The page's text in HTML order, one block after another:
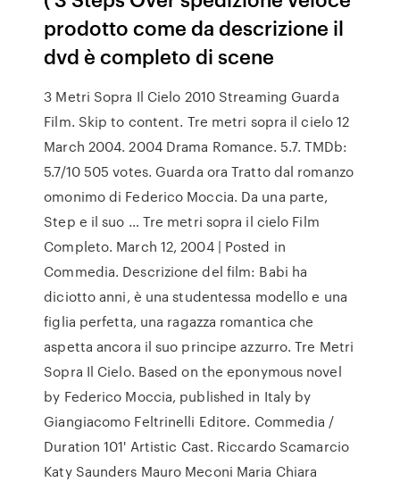
prodotto come da descrizione il
dvd è completo di scene
3 Metri Sopra Il Cielo 2010 Streaming Guarda
Film. Skip to content. Tre metri sopra il cielo 12
March 2004. 2004 Drama Romance. 5.7. TMDb:
5.7/10 505 votes. Guarda ora Tratto dal romanzo
omonimo di Federico Moccia. Da una parte,
Step e il suo … Tre metri sopra il cielo Film
Completo. March 12, 2004 | Posted in
Commedia. Descrizione del film: Babi ha
diciotto anni, è una studentessa modello e una
figlia perfetta, una ragazza romantica che
aspetta ancora il suo principe azzurro. Tre Metri
Sopra Il Cielo. Based on the eponymous novel
by Federico Moccia, published in Italy by
Giangiacomo Feltrinelli Editore. Commedia /
Duration 101' Artistic Cast. Riccardo Scamarcio
Katy Saunders Mauro Meconi Maria Chiara